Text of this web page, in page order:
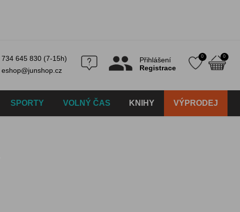
734 645 830 (7-15h)
eshop@junshop.cz
Přihlášení
Registrace
0 0
SPORTY VOLNÝ ČAS KNIHY VÝPRODEJ